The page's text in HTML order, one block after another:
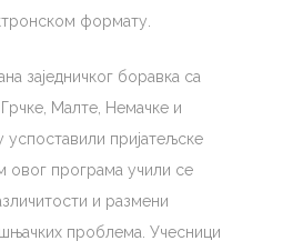
формату.
заједничког боравка са
Малте, Немачке и
успоставили пријатељске
овог програма учили се
и размени
проблема. Учесници